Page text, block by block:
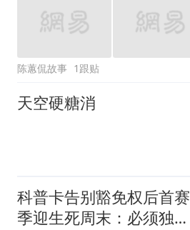
陈蕙侃故事 1跟贴
天空硬糖消
科普卡告别豁免权后首赛
季迎生死周末：必须独享